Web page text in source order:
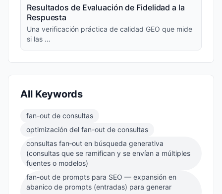
Resultados de Evaluación de Fidelidad a la
Respuesta
Una verificación práctica de calidad GEO que mide
si las …
All Keywords
fan-out de consultas
optimización del fan-out de consultas
consultas fan‑out en búsqueda generativa
(consultas que se ramifican y se envían a múltiples
fuentes o modelos)
fan-out de prompts para SEO — expansión en
abanico de prompts (entradas) para generar